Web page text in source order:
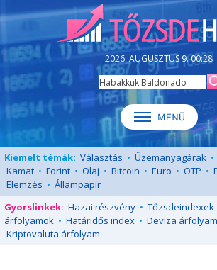
2026. AUGUSZTUS 9. 00:28
Kiemelt témák: Választás • Üzemanyagárak •
Kamat • Forint • Olaj • Bitcoin • Euro • OTP •
Elemzés • Állampapír
Gyorslinkek: Hazai részvény • Tőzsdeindexek
árfolyamok • Határidős index • Deviza árfolyam
Kriptovaluta árfolyam